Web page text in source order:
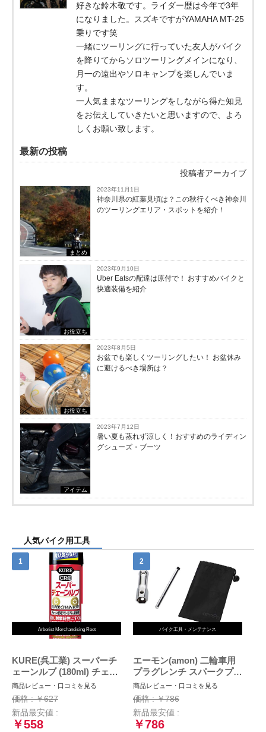
好きな鈴木敬です。ライダー歴は今年で3年
になりました。スズキですがYAMAHA MT-25
乗りです笑
一緒にツーリングに行っていた友人がバイク
を降りてからソロツーリングメインになり、
月一の遠出やソロキャンプを楽しんでいま
す。
一人気ままなツーリングをしながら得た知見
をお伝えしていきたいと思いますので、よろ
しくお願い致します。
最新の投稿
投稿者アーカイブ
まとめ
2023年11月1日
神奈川県の紅葉見頃は？この秋行くべき神奈川
のツーリングエリア・スポットを紹介！
お役立ち
2023年9月10日
Uber Eatsの配達は原付で！ おすすめバイクと
快適装備を紹介
お役立ち
2023年8月5日
お盆でも楽しくツーリングしたい！ お盆休み
に避けるべき場所は？
アイテム
2023年7月12日
暑い夏も蒸れず涼しく！おすすめのライディン
グシューズ・ブーツ
人気バイク用工具
Arborist Merchandising Root
KURE(呉工業) スーパーチ
ェーンルブ (180ml) チェー
ン専用プレミアム潤滑剤 [
品番 ] 1068 [HTRC2.1]
商品レビュー・口コミを見る
価格 : ￥627
新品最安値 :
￥558
バイク工具・メンテナンス
エーモン(amon) 二輪車用
プラグレンチ スパークプラ
グレンチ バイク用
(16mm・18mm・21mmに
対応) 収納袋付 8844
商品レビュー・口コミを見る
価格 : ￥786
新品最安値 :
￥786